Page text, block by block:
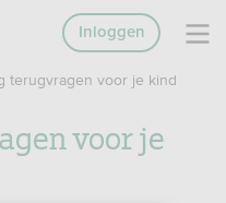
Inloggen
terugvragen voor je kind
voor je